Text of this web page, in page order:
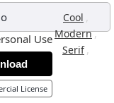
Cool ,
Modern,
Serif ,
Use
License